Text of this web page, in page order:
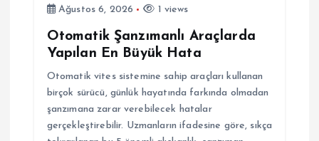
Ağustos 6, 2026
1 views
Otomatik Şanzımanlı Araçlarda
Yapılan En Büyük Hata
Otomatik vites sistemine sahip araçları kullanan
birçok sürücü, günlük hayatında farkında olmadan
şanzımana zarar verebilecek hatalar
gerçekleştirebilir. Uzmanların ifadesine göre, sıkça